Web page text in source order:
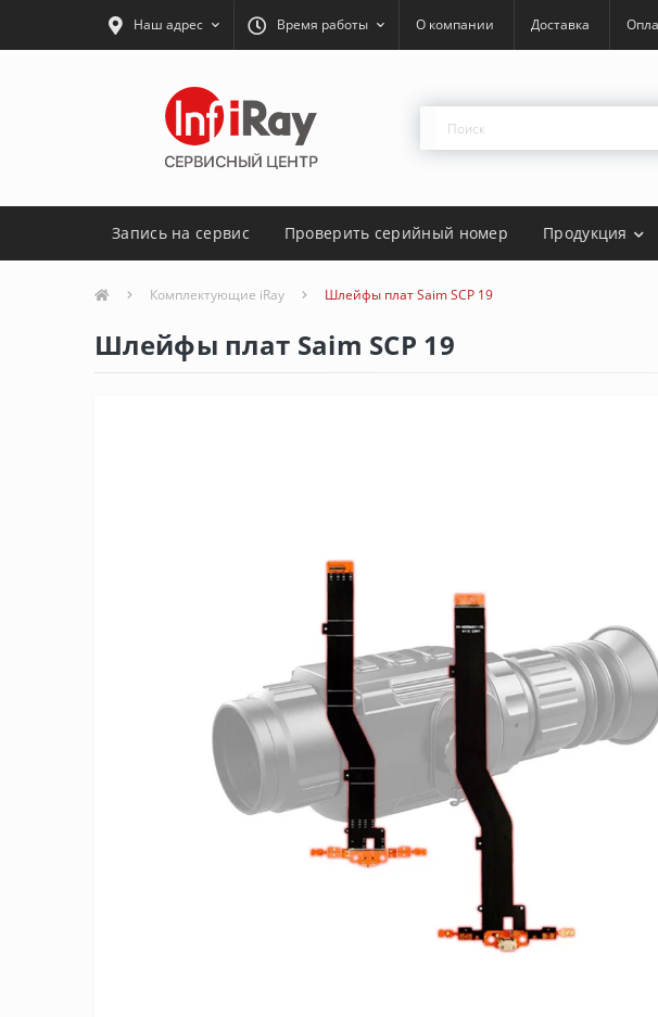
Наш адрес Время работы О компании Доставка
Запись на сервис Проверить серийный номер Продукция
Комплектующие iRay Шлейфы плат Saim SCP 19
Шлейфы плат Saim SCP 19